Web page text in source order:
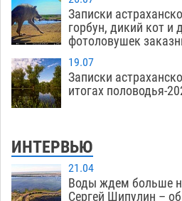
Записки
горбун, дикий кот и
фотоловушек
19.07
Записки
итогах половодья-
ИНТЕРВЬЮ
21.04
Воды ждем больше
Сергей Шипулин –